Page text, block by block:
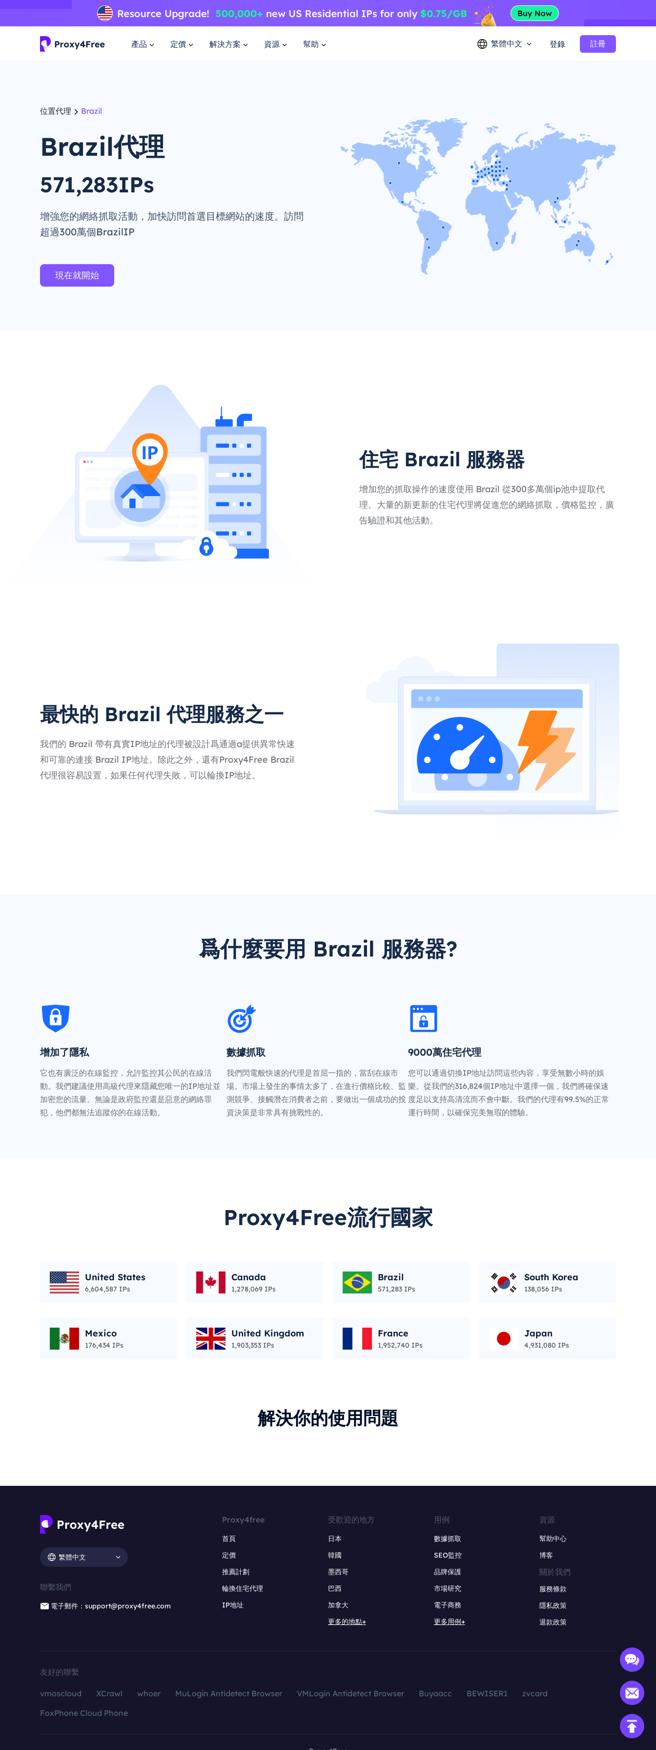
產品 定價 解決方案 資源 幫助 繁體中文 登錄 註冊
位置代理 Brazil
Brazil代理
571,283IPs
增強您的網絡抓取活動，加快訪問首選目標網站的速度。訪問
超過300萬個BrazilIP
現在就開始
住宅 Brazil 服務器
增加您的抓取操作的速度使用 Brazil 從300多萬個ip池中提取代
理。大量的新更新的住宅代理將促進您的網絡抓取，價格監控，廣
告驗證和其他活動。
最快的 Brazil 代理服務之一
我們的 Brazil 帶有真實IP地址的代理被設計爲通過a提供異常快速
和可靠的連接 Brazil IP地址。除此之外，還有Proxy4Free Brazil
代理很容易設置，如果任何代理失敗，可以輪換IP地址。
爲什麼要用 Brazil 服務器?
增加了隱私
它也有廣泛的在線監控，允許監控其公民的在線活
動。我們建議使用高級代理來隱藏您唯一的IP地址並
加密您的流量。無論是政府監控還是惡意的網絡罪
犯，他們都無法追蹤你的在線活動。
數據抓取
我們閃電般快速的代理是首屈一指的，當刮在線市
場。市場上發生的事情太多了，在進行價格比較、監
測競爭、接觸潛在消費者之前，要做出一個成功的投
資決策是非常具有挑戰性的。
9000萬住宅代理
您可以通過切換IP地址訪問這些內容，享受無數小時的娛
樂。從我們的316,824個IP地址中選擇一個，我們將確保速
度足以支持高清流而不會中斷。我們的代理有99.5%的正常
運行時間，以確保完美無瑕的體驗。
Proxy4Free流行國家
United States
6,604,587 IPs
Canada
1,278,069 IPs
Brazil
571,283 IPs
South Korea
138,056 IPs
Mexico
176,434 IPs
United Kingdom
1,903,353 IPs
France
1,952,740 IPs
Japan
4,931,080 IPs
解決你的使用問題
繁體中文
聯繫我們
電子郵件：support@proxy4free.com
Proxy4free
首頁
定價
推薦計劃
輪換住宅代理
IP地址
受歡迎的地方
日本
韓國
墨西哥
巴西
加拿大
更多的地點+
用例
數據抓取
SEO監控
品牌保護
市場研究
電子商務
更多用例+
資源
幫助中心
博客
關於我們
服務條款
隱私政策
退款政策
友好的聯繫
vmoscloud XCrawl whoer MuLogin Antidetect Browser VMLogin Antidetect Browser Buyaacc BEWISER1
zvcard
FoxPhone Cloud Phone